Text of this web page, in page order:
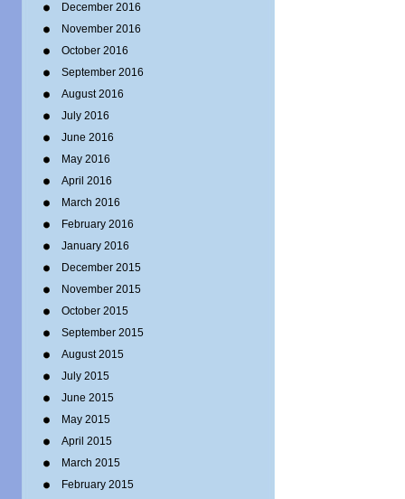
December 2016
November 2016
October 2016
September 2016
August 2016
July 2016
June 2016
May 2016
April 2016
March 2016
February 2016
January 2016
December 2015
November 2015
October 2015
September 2015
August 2015
July 2015
June 2015
May 2015
April 2015
March 2015
February 2015